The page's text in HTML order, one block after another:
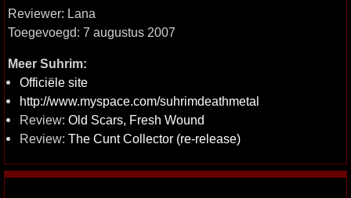
Reviewer: Lana
Toegevoegd: 7 augustus 2007
Meer Suhrim:
Officiële site
http://www.myspace.com/suhrimdeathmetal
Review: Old Scars, Fresh Wound
Review: The Cunt Collector (re-release)